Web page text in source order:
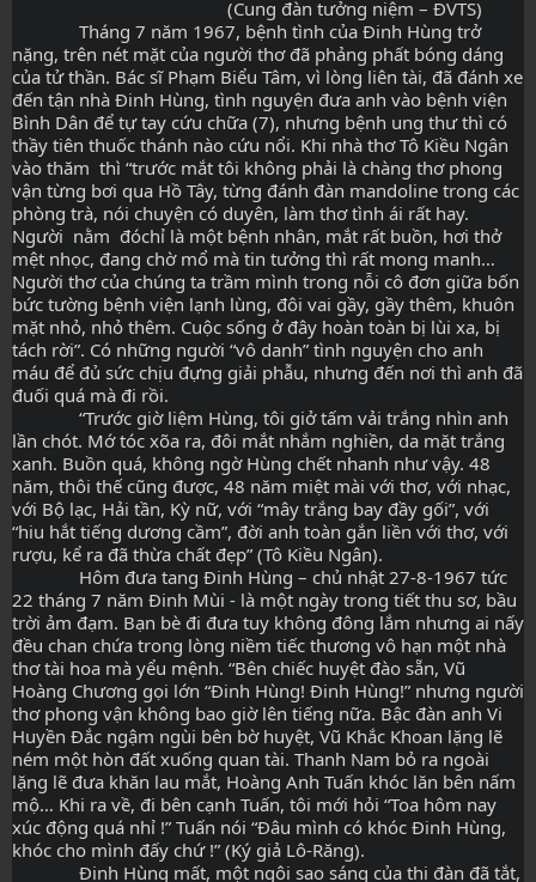
                                             (Cung đàn tưởng niệm – ĐVTS)
nặng, trên nét mặt của người thơ đã phảng phất bóng dáng
của tử thần. Bác sĩ Phạm Biểu Tâm, vì lòng liên tài, đã đánh xe
đến tận nhà Đinh Hùng, tình nguyện đưa anh vào bệnh viện
Bình Dân để tự tay cứu chữa (7), nhưng bệnh ung thư thì có
thầy tiên thuốc thánh nào cứu nổi. Khi nhà thơ Tô Kiều Ngân
vào thăm  thì “trước mắt tôi không phải là chàng thơ phong
vận từng bơi qua Hồ Tây, từng đánh đàn mandoline trong các
phòng trà, nói chuyện có duyên, làm thơ tình ái rất hay.
Người  nằm  đóchỉ là một bệnh nhân, mắt rất buồn, hơi thở
mệt nhọc, đang chờ mổ mà tin tưởng thì rất mong manh…
Người thơ của chúng ta trầm mình trong nỗi cô đơn giữa bốn
bức tường bệnh viện lạnh lùng, đôi vai gầy, gầy thêm, khuôn
mặt nhỏ, nhỏ thêm. Cuộc sống ở đây hoàn toàn bị lùi xa, bị
tách rời”. Có những người “vô danh” tình nguyện cho anh
máu để đủ sức chịu đựng giải phẫu, nhưng đến nơi thì anh đã
đuối quá mà đi rồi.
lần chót. Mớ tóc xõa ra, đôi mắt nhắm nghiền, da mặt trắng
xanh. Buồn quá, không ngờ Hùng chết nhanh như vậy. 48
năm, thôi thế cũng được, 48 năm miệt mài với thơ, với nhạc,
với Bộ lạc, Hải tần, Kỳ nữ, với “mây trắng bay đầy gối”, với
“hiu hắt tiếng dương cầm”, đời anh toàn gắn liền với thơ, với
rượu, kể ra đã thừa chất đẹp” (Tô Kiều Ngân).
22 tháng 7 năm Đinh Mùi - là một ngày trong tiết thu sơ, bầu
trời ảm đạm. Bạn bè đi đưa tuy không đông lắm nhưng ai nấy
đều chan chứa trong lòng niềm tiếc thương vô hạn một nhà
thơ tài hoa mà yểu mệnh. “Bên chiếc huyệt đào sẵn, Vũ
Hoàng Chương gọi lớn “Đinh Hùng! Đinh Hùng!” nhưng người
thơ phong vận không bao giờ lên tiếng nữa. Bậc đàn anh Vi
Huyền Đắc ngậm ngùi bên bờ huyệt, Vũ Khắc Khoan lặng lẽ
ném một hòn đất xuống quan tài. Thanh Nam bỏ ra ngoài
lặng lẽ đưa khăn lau mắt, Hoàng Anh Tuấn khóc lăn bên nấm
mộ… Khi ra về, đi bên cạnh Tuấn, tôi mới hỏi “Toa hôm nay
xúc động quá nhỉ !” Tuấn nói “Đâu mình có khóc Đinh Hùng,
khóc cho mình đấy chứ !” (Ký giả Lô-Răng).